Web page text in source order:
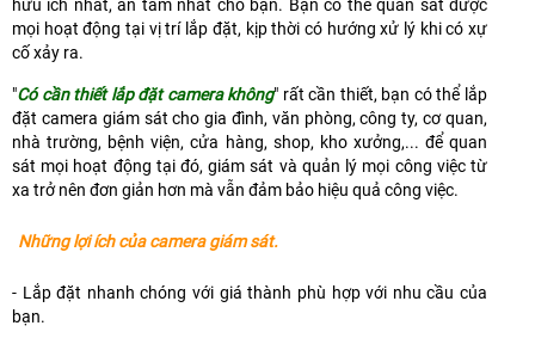
hữu ích nhất, an tâm nhất cho bạn. Bạn có thể quan sát được
mọi hoạt động tại vị trí lắp đặt, kịp thời có hướng xử lý khi có xự
cố xảy ra.
"Có cần thiết lắp đặt camera không" rất cần thiết, bạn có thể lắp
đặt camera giám sát cho gia đình, văn phòng, công ty, cơ quan,
nhà trường, bệnh viện, cửa hàng, shop, kho xưởng,... để quan
sát mọi hoạt động tại đó, giám sát và quản lý mọi công việc từ
xa trở nên đơn giản hơn mà vẫn đảm bảo hiệu quả công việc.
Những lợi ích của camera giám sát.
- Lắp đặt nhanh chóng với giá thành phù hợp với nhu cầu của
bạn.